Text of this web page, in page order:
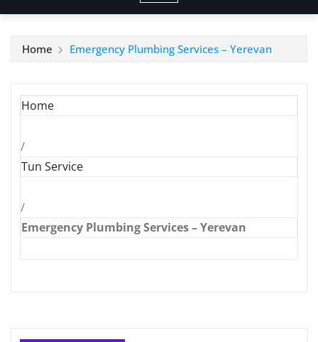
Home Emergency Plumbing Services – Yerevan
Home
/
Tun Service
/
Emergency Plumbing Services – Yerevan